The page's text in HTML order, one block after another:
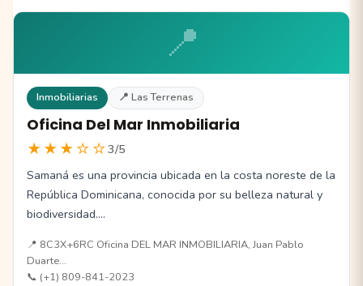
📍
Inmobiliarias 📍 Las Terrenas
Oficina Del Mar Inmobiliaria
★★★☆☆3/5
Samaná es una provincia ubicada en la costa noreste de la
República Dominicana, conocida por su belleza natural y
biodiversidad.…
📍 8C3X+6RC Oficina DEL MAR INMOBILIARIA, Juan Pablo
Duarte…
📞 (+1) 809-841-2023